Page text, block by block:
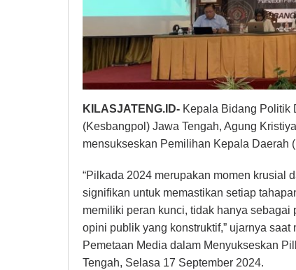
KILASJATENG.ID- Kepala Bidang Politik
(Kesbangpol) Jawa Tengah, Agung
mensukseskan Pemilihan Kepala Daerah
“Pilkada 2024 merupakan momen krusial
signifikan untuk memastikan setiap
memiliki peran kunci, tidak hanya
opini publik yang konstruktif,” ujarnya
Pemetaan Media dalam Menyukseskan
Tengah, Selasa 17 September 2024.